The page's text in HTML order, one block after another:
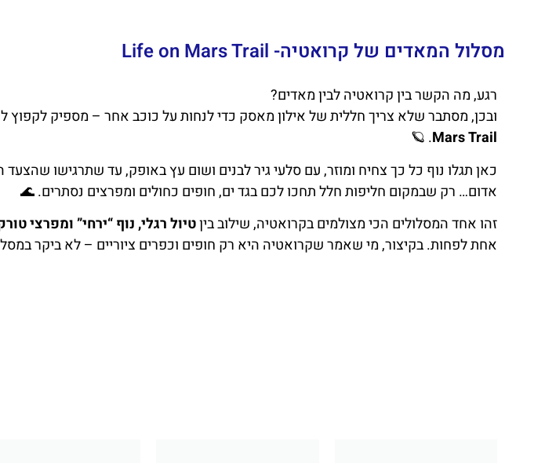
מסלול המאדים של קרואטיה- Life on Mars Trail
רגע, מה הקשר בין קרואטיה לבין מאדים?
ובכן, מסתבר שלא צריך חללית של אילון מאסק כדי לנחות על כוכב אחר – מספיק לקפוץ
Mars Trail
. 🪐
כאן תגלו נוף כל כך צחיח ומוזר, עם סלעי גיר לבנים ושום עץ באופק, עד שתרגישו
אדום… רק שבמקום חליפות חלל תחכו לכם בגד ים, חופים כחולים ומפרצים נסתרים. 🌊
זהו אחד המסלולים הכי מצולמים בקרואטיה, שילוב ביןטיול רגלי, נוף “ירחי” ומפרצי
אחת לפחות. בקיצור, מי שאמר שקרואטיה היא רק חופים וכפרים ציוריים – לא ביקר